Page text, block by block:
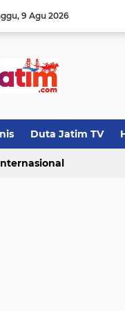
9 Agu 2026
Duta Jatim TV